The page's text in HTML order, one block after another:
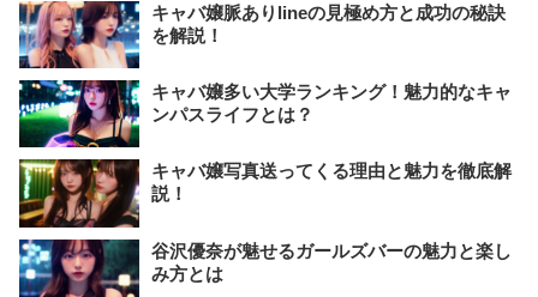
キャバ嬢脈ありlineの見極め方と成功の秘訣
を解説！
キャバ嬢多い大学ランキング！魅力的なキャ
ンパスライフとは？
キャバ嬢写真送ってくる理由と魅力を徹底解
説！
谷沢優奈が魅せるガールズバーの魅力と楽し
み方とは